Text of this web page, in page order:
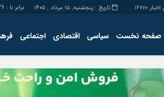
16770 تاریخ : پنجشنبه, ۱۵ مرداد , ۱۴۰۵ برابر با : Thursday - 6 - August - 2026
صفحه نخست سیاسی اقتصادی اجتماعی